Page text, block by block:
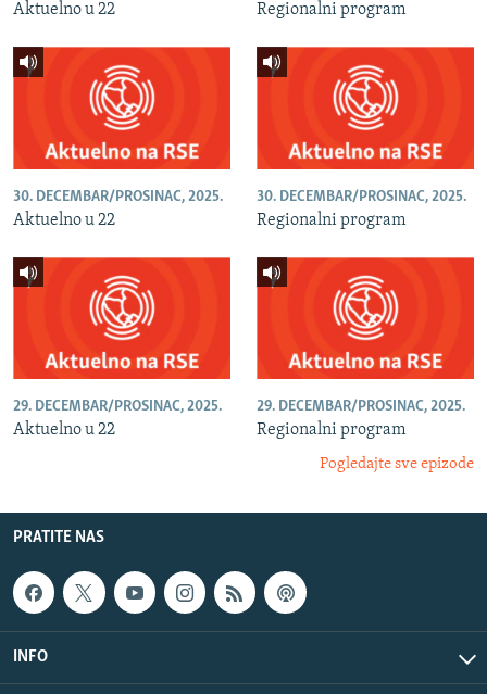
Aktuelno u 22 Regionalni program
30. DECEMBAR/PROSINAC, 2025.
Aktuelno u 22
30. DECEMBAR/PROSINAC, 2025.
Regionalni program
29. DECEMBAR/PROSINAC, 2025.
Aktuelno u 22
29. DECEMBAR/PROSINAC, 2025.
Regionalni program
Pogledajte sve epizode
PRATITE NAS
INFO